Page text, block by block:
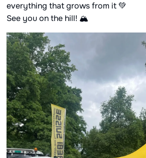
everything that grows from it 💚
See you on the hill! 🏔️